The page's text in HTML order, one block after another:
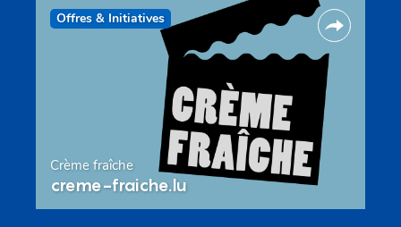
Offres & Initiatives
Crème fraîche
creme-fraiche.lu